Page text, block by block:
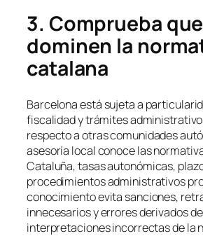
3. Comprueba que
dominen la
catalana
Barcelona está sujeta a
fiscalidad y trámites
respecto a otras comunidades
asesoría local conoce las
Cataluña, tasas autonómicas,
procedimientos administrativos
conocimiento evita sanciones,
innecesarios y errores derivados de
interpretaciones incorrectas de la